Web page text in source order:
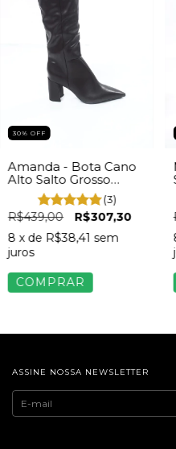
30% OFF
Amanda - Bota Cano
Alto Salto Grosso
Feminino Marrom
(3)
R$439,00
R$307,30
8 x de R$38,41 sem
juros
COMPRAR
ASSINE NOSSA NEWSLETTER